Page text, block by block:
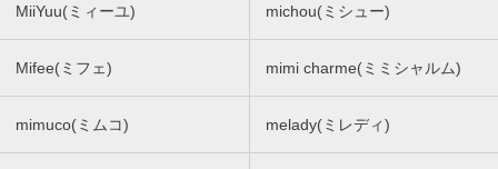
MiiYuu(ミィーユ) michou(ミシュー)
Mifee(ミフェ) mimi charme(ミミシャルム)
mimuco(ミムコ) melady(ミレディ)